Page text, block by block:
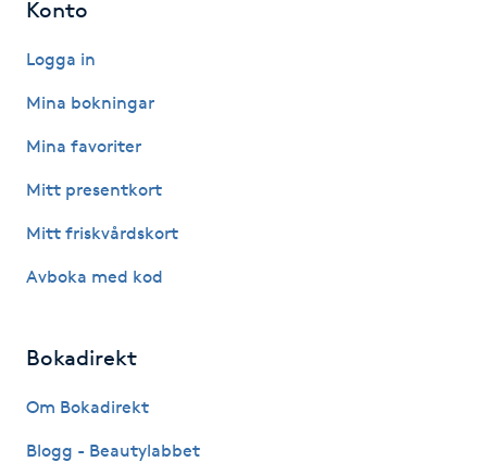
Hyperhidros
Hårborttagning
Hårbottenbehandling
Hälsprickor
Konto
Logga in
Mina bokningar
Mina favoriter
Mitt presentkort
Mitt friskvårdskort
Avboka med kod
Bokadirekt
Om Bokadirekt
Blogg - Beautylabbet